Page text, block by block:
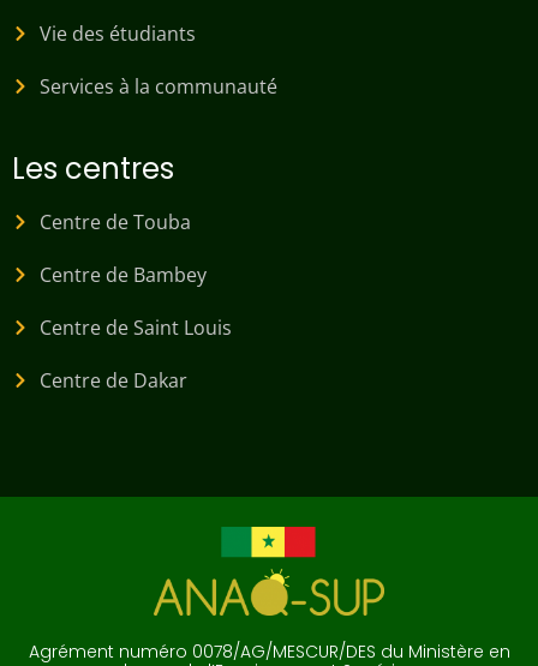
Vie des étudiants
Services à la communauté
Les centres
Centre de Touba
Centre de Bambey
Centre de Saint Louis
Centre de Dakar
Agrément numéro 0078/AG/MESCUR/DES du Ministère en